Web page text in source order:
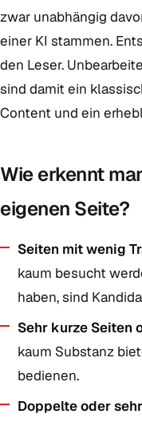
zwar unabhängig
einer KI stammen.
den Leser.
sind damit ein
Content und ein
Wie erkennt
eigenen Seite?
Seiten mit wenig
kaum besucht
haben, sind
Sehr kurze Seiten
kaum Substanz
bedienen.
Doppelte oder